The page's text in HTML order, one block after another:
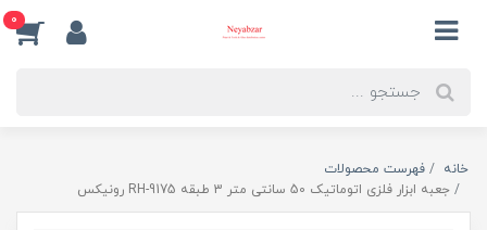
0
خانه
فهرست محصولات
جعبه ابزار فلزی اتوماتیک 50 سانتی متر 3 طبقه RH-9175 رونیکس